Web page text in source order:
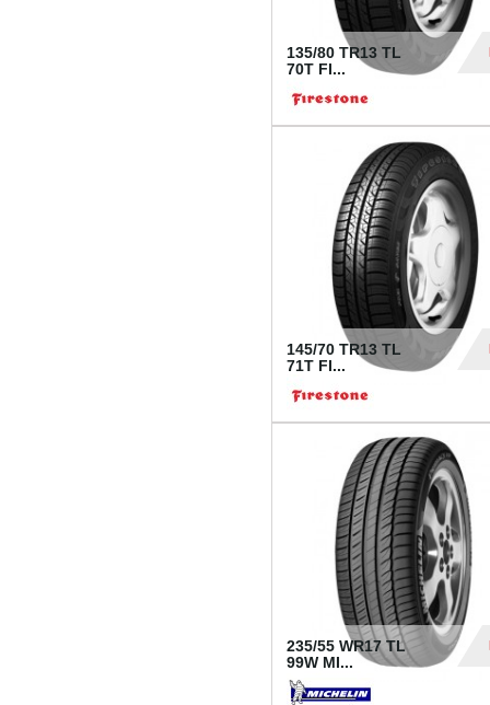
135/80 TR13 TL
70T FI...
145/70 TR13 TL
71T FI...
235/55 WR17 TL
99W MI...